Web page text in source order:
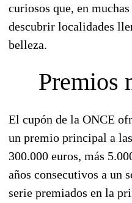
curiosos que, en
descubrir localidades
belleza.
Premios
El cupón de la ONCE
un premio principal a
300.000 euros, más
años consecutivos a un
serie premiados en la